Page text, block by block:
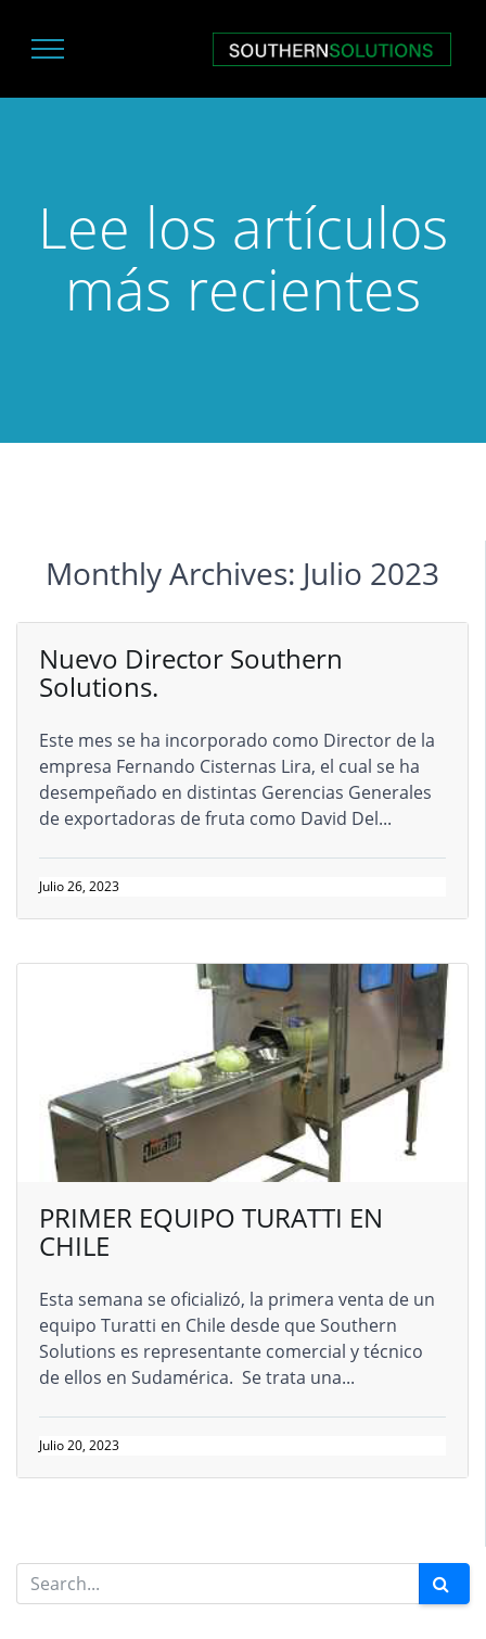
Lee los artículos
más recientes
Monthly Archives: Julio 2023
Nuevo Director Southern
Solutions.
Este mes se ha incorporado como Director de la
empresa Fernando Cisternas Lira, el cual se ha
desempeñado en distintas Gerencias Generales
de exportadoras de fruta como David Del...
Julio 26, 2023
PRIMER EQUIPO TURATTI EN
CHILE
Esta semana se oficializó, la primera venta de un
equipo Turatti en Chile desde que Southern
Solutions es representante comercial y técnico
de ellos en Sudamérica. Se trata una...
Julio 20, 2023